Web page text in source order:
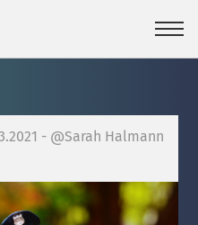
- @Sarah Halmann